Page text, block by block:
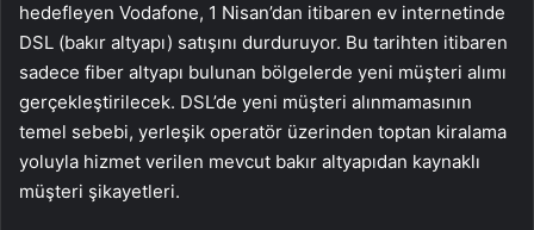
hedefleyen Vodafone, 1 Nisan’dan itibaren ev internetinde
DSL (bakır altyapı) satışını durduruyor. Bu tarihten itibaren
sadece fiber altyapı bulunan bölgelerde yeni müşteri alımı
gerçekleştirilecek. DSL’de yeni müşteri alınmamasının
temel sebebi, yerleşik operatör üzerinden toptan kiralama
yoluyla hizmet verilen mevcut bakır altyapıdan kaynaklı
müşteri şikayetleri.